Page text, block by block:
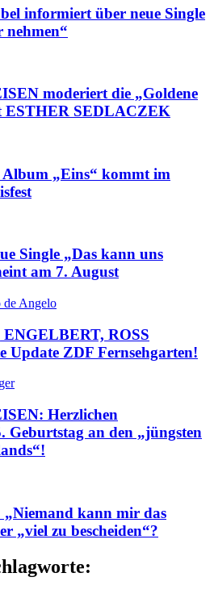
informiert über neue Single
nehmen“
moderiert die „Goldene
ESTHER SEDLACZEK
„Eins“ kommt im
Single „Das kann uns
am 7. August
ROSS
Update ZDF Fernsehgarten!
Herzlichen
Geburtstag an den „jüngsten
kann mir das
„viel zu bescheiden“?